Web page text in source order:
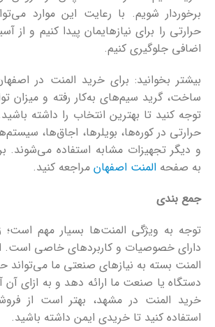
برخوردار شویم. با رعایت این موارد
حرارتی را برای نیازهایمان پیدا کنیم و
اضافی جلوگیری کنیم.
بیشتر بخوانید: برای خرید المنت در
ساخت، گرید سیم‌های به‌کار رفته و میزان
توجه کنید تا بهترین انتخاب را داشته
حرارتی در کوره‌ها، بویلرها، اجاق‌ها،
و دیگر تجهیزات مشابه استفاده می‌شوند.
به صفحه المنت اصفهان مراجعه کنید.
جمع بندی
توجه به ویژگی المنت‌ها بسیار مهم است؛
دارای خصوصیات و کاربردهای خاصی است.
المنت بسته به نیازهای صنعتی ما می‌تواند
دستگاه یا صنعت ما ارائه دهد و به ازای
خرید المنت در مشهد، بهتر است از
استفاده کنید تا خریدی ایمن داشته باشید.